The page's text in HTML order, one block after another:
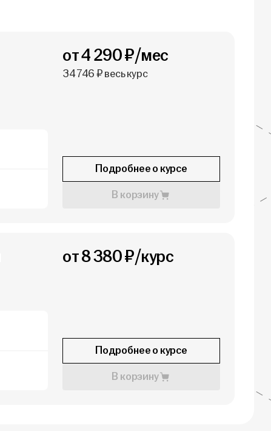
от 4 290 ₽/мес
34 746 ₽ весь курс
Подробнее о курсе
В корзину
от 8 380 ₽/курс
Подробнее о курсе
В корзину